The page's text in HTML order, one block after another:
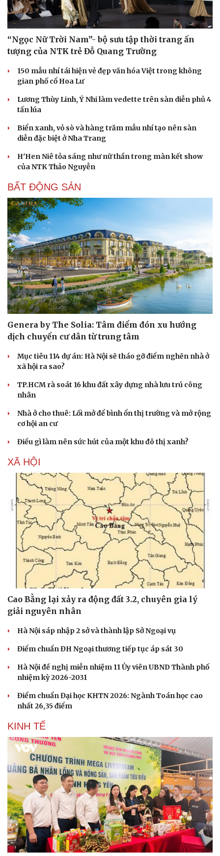
Văn hóa
Sân khấu - Điện ảnh
Văn học
Âm nhạc
Di sản
Giải trí
Nghệ sĩ
Thời trang
Sao Việt
“Ngọc Nữ Trời Nam”- bộ sưu tập thời trang ấn
tượng của NTK trẻ Đỗ Quang Trường
150 mẫu nhí tái hiện vẻ đẹp văn hóa Việt trong không
gian phố cổ Hoa Lư
Lương Thùy Linh, Ý Nhi làm vedette trên sàn diễn phủ 4
tấn lúa
Biển xanh, vỏ sò và hàng trăm mẫu nhí tạo nên sàn
diễn đặc biệt ở Nha Trang
H'Hen Niê tỏa sáng như nữ thần trong màn kết show
của NTK Thảo Nguyễn
BẤT ĐỘNG SẢN
Genera by The Solia: Tâm điểm đón xu hướng
dịch chuyển cư dân từ trung tâm
Mục tiêu 114 dự án: Hà Nội sẽ tháo gỡ điểm nghẽn nhà ở
xã hội ra sao?
TP.HCM rà soát 16 khu đất xây dựng nhà lưu trú công
nhân
Nhà ở cho thuê: Lối mở để bình ổn thị trường và mở rộng
cơ hội an cư
Điều gì làm nên sức hút của một khu đô thị xanh?
XÃ HỘI
Cao Bằng lại xảy ra động đất 3.2, chuyên gia lý
giải nguyên nhân
Hà Nội sáp nhập 2 sở và thành lập Sở Ngoại vụ
Điểm chuẩn ĐH Ngoại thương tiếp tục áp sát 30
Hà Nội đề nghị miễn nhiệm 11 Ủy viên UBND Thành phố
nhiệm kỳ 2026-2031
Điểm chuẩn Đại học KHTN 2026: Ngành Toán học cao
nhất 26,35 điểm
KINH TẾ